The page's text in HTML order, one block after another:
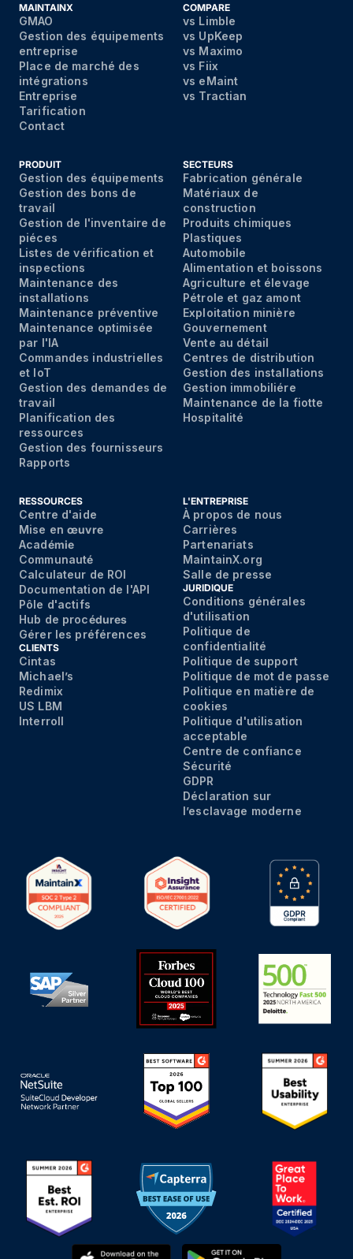
MAINTAINX
GMAO
Gestion des équipements
entreprise
Place de marché des
intégrations
Entreprise
Tarification
Contact
COMPARE
vs Limble
vs UpKeep
vs Maximo
vs Fiix
vs eMaint
vs Tractian
PRODUIT
Gestion des équipements
Gestion des bons de
travail
Gestion de l'inventaire de
piéces
Listes de vérification et
inspections
Maintenance des
installations
Maintenance préventive
Maintenance optimisée
par I'IA
Commandes industrielles
et IoT
Gestion des demandes de
travail
Planification des
ressources
Gestion des fournisseurs
Rapports
SECTEURS
Fabrication générale
Matériaux de
construction
Produits chimiques
Plastiques
Automobile
Alimentation et boissons
Agriculture et élevage
Pétrole et gaz amont
Exploitation minière
Gouvernement
Vente au détail
Centres de distribution
Gestion des installations
Gestion immobiliére
Maintenance de la fiotte
Hospitalité
RESSOURCES
Centre d'aide
Mise enœuvre
Académie
Communauté
Calculateur de ROI
Documentation de l'API
Pôle d'actifs
Hub de procédures
Gérer les préférences
CLIENTS
Cintas
Michael’s
Redimix
US LBM
Interroll
L'ENTREPRISE
À propos de nous
Carrières
Partenariats
MaintainX.org
Salle de presse
JURIDIQUE
Conditions générales
d'utilisation
Politique de
confidentialité
Politique de support
Politique de mot de passe
Politique en matière de
cookies
Politique d'utilisation
acceptable
Centre de confiance
Sécurité
GDPR
Déclaration sur
l’esclavage moderne